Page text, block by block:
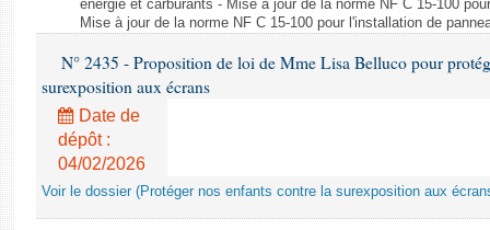
énergie et carburants - Mise à jour de la norme NF C 15-100
Mise à jour de la norme NF C 15-100 pour l'installation de
N° 2435 - Proposition de loi de Mme Lisa Belluco pour
surexposition aux écrans
Date de
dépôt :
04/02/2026
Voir le dossier (Protéger nos enfants contre la surexposition aux